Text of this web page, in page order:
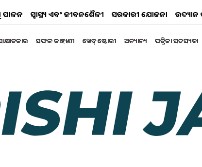
ପାଳନ ସ୍ୱାସ୍ଥ୍ୟ ଏବଂ ଜୀବନଶୈଳୀ ସରକାରୀ ଯୋଜନା ଉଦ୍ୟାନ
ସଫଳ କାହାଣୀ ୱେବ୍ ଷ୍ଟୋରୀ ଅନ୍ୟାନ୍ୟ ପତ୍ରିକା ସଦସ୍ୟତା
୨୫୦୦୦ ଟଙ୍କା ସବସିଡି
ବଢୁଥିବା ଦେଖିବାକୁ ମିଳୁଛି । ମଖାନାର ସବୁଠାରୁ ବଡ
ଏହି ଚାଷ କରୁଛନ୍ତି l ଦେଶରେ ମଖାନା